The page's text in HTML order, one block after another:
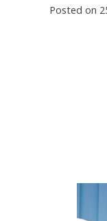
Posted on